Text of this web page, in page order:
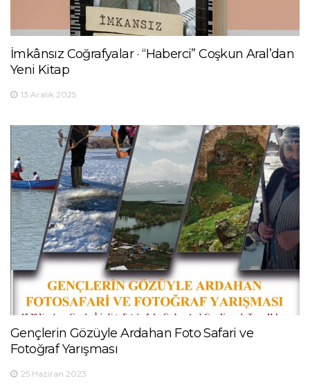
İmkânsız Coğrafyalar · “Haberci” Coşkun Aral’dan
Yeni Kitap
13 Aralık 2025
Gençlerin Gözüyle Ardahan Foto Safari ve
Fotoğraf Yarışması
25 Haziran 2023